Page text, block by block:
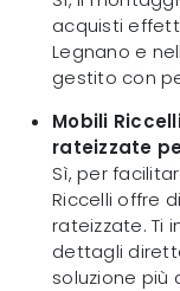
acquisti
Legnano e
gestito con
Mobili
rateizzate
Sì, per
Riccelli offre
rateizzate. Ti
dettagli
soluzione più